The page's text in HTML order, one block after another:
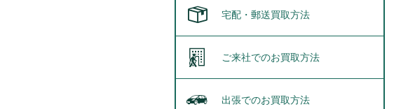
宅配・郵送買取方法
ご来社でのお買取方法
出張でのお買取方法